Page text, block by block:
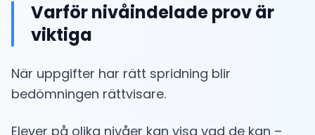
Varför nivåindelade prov är
viktiga
När uppgifter har rätt spridning blir
bedömningen rättvisare.
Elever på olika nivåer kan visa vad de kan –